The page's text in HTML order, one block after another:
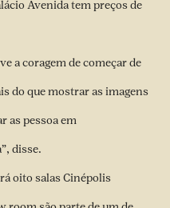
Avenida tem preços de
a coragem de começar de
do que mostrar as imagens
as pessoa em
disse.
oito salas Cinépolis